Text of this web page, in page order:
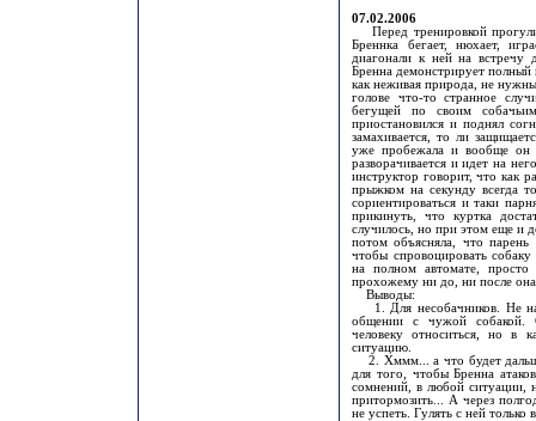
07.02.2006
Перед тренировкой
Бреннка бегает, нюхает,
диагонали к ней на встречу
Бренна демонстрирует
как неживая природа, не
голове что-то странное
бегущей по своим
приостановился и поднял
замахивается, то ли
уже пробежала и вообще он
разворачивается и идет на
инструктор говорит, что как
прыжком на секунду всегда
сориентироваться и таки
прикинуть, что куртка
случилось, но при этом еще и
потом объясняла, что
чтобы спровоцировать собаку
на полном автомате,
прохожему ни до, ни после она
Выводы:
1. Для несобачников. Не
общении с чужой собакой.
человеку относиться, но в
ситуацию.
2. Хммм... а что будет
для того, чтобы Бренна
сомнений, в любой ситуации,
притормозить... А через
не успеть. Гулять с ней только